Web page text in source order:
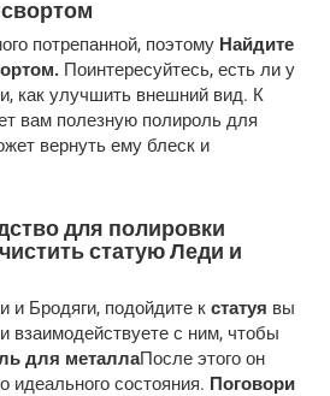
потрепанной, поэтому Найдите
Поинтересуйтесь, есть ли у
как улучшить внешний вид. К
вам полезную полироль для
вернуть ему блеск и
для полировки
статую Леди и
и Бродяги, подойдите к статуя вы
взаимодействуете с ним, чтобы
для металлаПосле этого он
идеального состояния. Поговори